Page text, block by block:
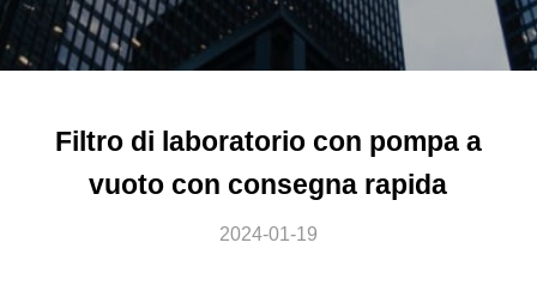
Filtro di laboratorio con pompa a
vuoto con consegna rapida
2024-01-19